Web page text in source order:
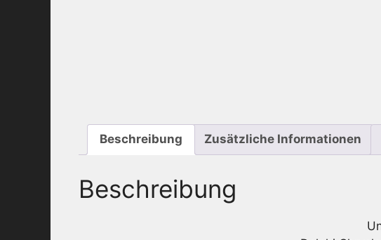
Beschreibung Zusätzliche Informationen
Beschreibung